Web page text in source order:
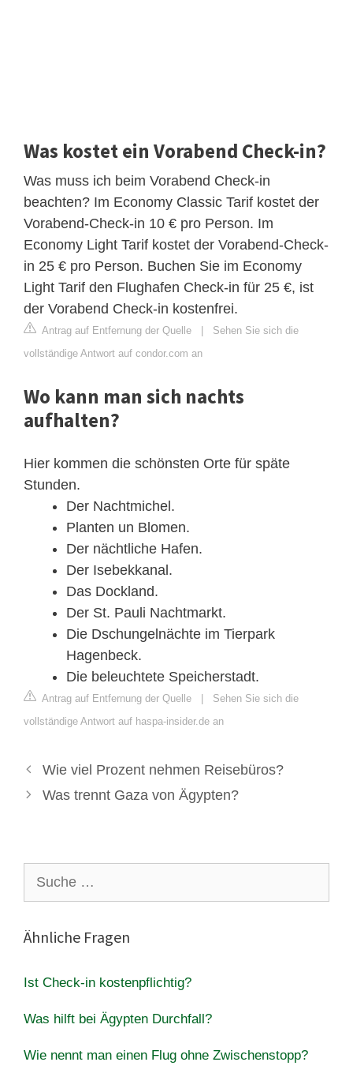
Was kostet ein Vorabend Check-in?
Was muss ich beim Vorabend Check-in
beachten? Im Economy Classic Tarif kostet der
Vorabend-Check-in 10 € pro Person. Im
Economy Light Tarif kostet der Vorabend-Check-
in 25 € pro Person. Buchen Sie im Economy
Light Tarif den Flughafen Check-in für 25 €, ist
der Vorabend Check-in kostenfrei.
Antrag auf Entfernung der Quelle | Sehen Sie sich die
vollständige Antwort auf condor.com an
Wo kann man sich nachts
aufhalten?
Hier kommen die schönsten Orte für späte
Stunden.
Der Nachtmichel.
Planten un Blomen.
Der nächtliche Hafen.
Der Isebekkanal.
Das Dockland.
Der St. Pauli Nachtmarkt.
Die Dschungelnächte im Tierpark
Hagenbeck.
Die beleuchtete Speicherstadt.
Antrag auf Entfernung der Quelle | Sehen Sie sich die
vollständige Antwort auf haspa-insider.de an
Wie viel Prozent nehmen Reisebüros?
Was trennt Gaza von Ägypten?
nach:
Ähnliche Fragen
Ist Check-in kostenpflichtig?
Was hilft bei Ägypten Durchfall?
Wie nennt man einen Flug ohne Zwischenstopp?